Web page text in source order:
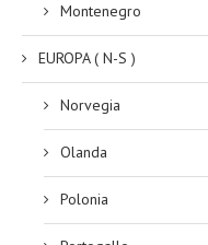
Montenegro
EUROPA ( N-S )
Norvegia
Olanda
Polonia